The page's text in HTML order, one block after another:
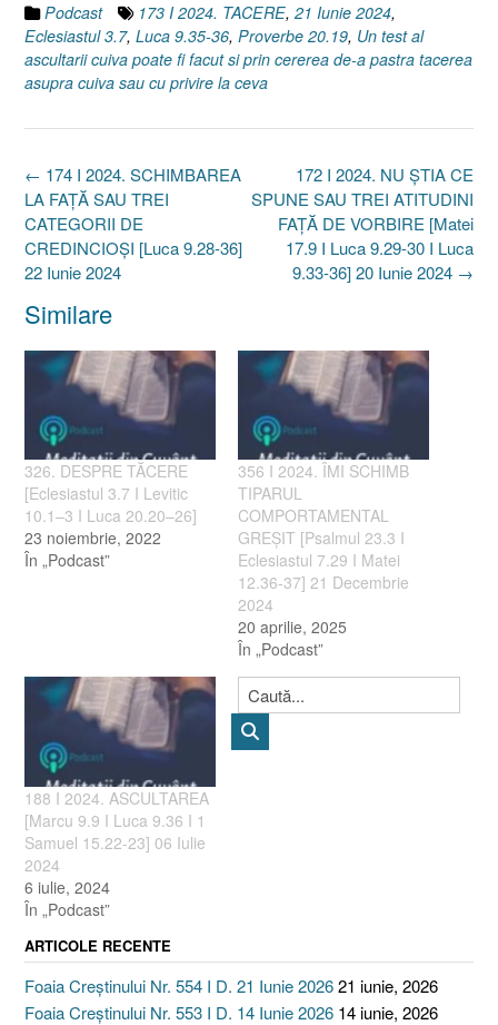
Podcast 173 I 2024. TACERE, 21 Iunie 2024,
Eclesiastul 3.7, Luca 9.35-36, Proverbe 20.19, Un test al
ascultarii cuiva poate fi facut si prin cererea de-a pastra tacerea
asupra cuiva sau cu privire la ceva
Post
navigation
172 I 2024. NU ȘTIA CE
SPUNE SAU TREI ATITUDINI
FAȚĂ DE VORBIRE [Matei
17.9 I Luca 9.29-30 I Luca
9.33-36] 20 Iunie 2024 →
← 174 I 2024. SCHIMBAREA
LA FAȚĂ SAU TREI
CATEGORII DE
CREDINCIOȘI [Luca 9.28-36]
22 Iunie 2024
Similare
326. DESPRE TĂCERE
[Eclesiastul 3.7 I Levitic
10.1–3 I Luca 20.20–26]
23 noiembrie, 2022
În „Podcast”
356 I 2024. ÎMI SCHIMB
TIPARUL
COMPORTAMENTAL
GREȘIT [Psalmul 23.3 I
Eclesiastul 7.29 I Matei
12.36-37] 21 Decembrie
2024
20 aprilie, 2025
În „Podcast”
188 I 2024. ASCULTAREA
[Marcu 9.9 I Luca 9.36 I 1
Samuel 15.22-23] 06 Iulie
2024
6 iulie, 2024
În „Podcast”
ARTICOLE RECENTE
Foaia Creștinului Nr. 554 I D. 21 Iunie 202621 iunie, 2026
Foaia Creștinului Nr. 553 I D. 14 Iunie 2026 14 iunie, 2026